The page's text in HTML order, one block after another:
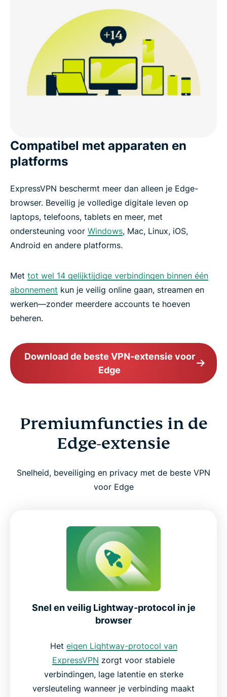
Compatibel met apparaten en
platforms
ExpressVPN beschermt meer dan alleen je Edge-
browser. Beveilig je volledige digitale leven op
laptops, telefoons, tablets en meer, met
ondersteuning voor Windows, Mac, Linux, iOS,
Android en andere platforms.
Met tot wel 14 gelijktijdige verbindingen binnen één
abonnement kun je veilig online gaan, streamen en
werken—zonder meerdere accounts te hoeven
beheren.
Download de beste VPN-extensie voor
Edge
Premiumfuncties in de
Edge-extensie
Snelheid, beveiliging en privacy met de beste VPN
voor Edge
Snel en veilig Lightway-protocol in je
browser
Het eigen Lightway-protocol van
ExpressVPN zorgt voor stabiele
verbindingen, lage latentie en sterke
versleuteling wanneer je verbinding maakt